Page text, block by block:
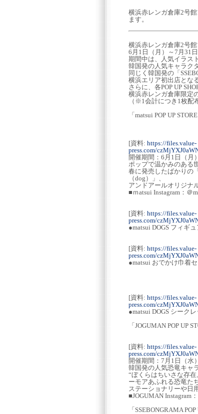
横浜赤レンガ倉庫2号
ます。
横浜赤レンガ倉庫2号館
6月1日（月）～7月31
期間中は、人気イラス
韓国発の人気キャラク
同じく韓国発の「
横浜エリア初出店とな
さらに、各POP UP
横浜赤レンガ倉庫限定
（※1会計につき1枚配
「matsui POP UP STORE
[資料: https://files.value-
press.com/
開催期間：6月1日（月
ポップで温かみのある
春に発売したばかりの
（dog）」、
アンドアールオリジナ
■ｍatsui Instagram：＠
[資料: https://files.value-
press.com/
●matsui DOGS フィギ
[資料: https://files.value-
press.com/
●matsui おでかけ巾着
[資料: https://files.value-
press.com/
●matsui DOGS シーク
「JOGUMAN POP UP
[資料: https://files.value-
press.com/
開催期間：7月1日（水
韓国発の人気恐竜キャ
“ぼくらはちいさな存
ーモアあふれる恐竜た
ステーショナリーや日
■JOGUMAN Instagram
「SSEBONGRAMA POP